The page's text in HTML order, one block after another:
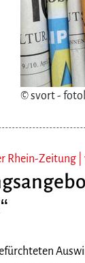
© svort -
Rhein-Zeitung |